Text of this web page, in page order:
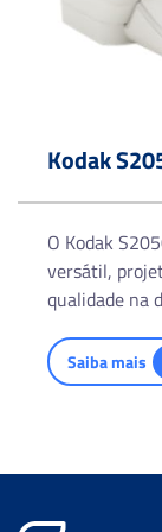
Formatos de
Single and multi-
3.5″ Touch LCD
27 a 433
Driver
TWAIN / ISIS /
Kodak
O Kodak
versátil,
qualidade na
Saiba mais